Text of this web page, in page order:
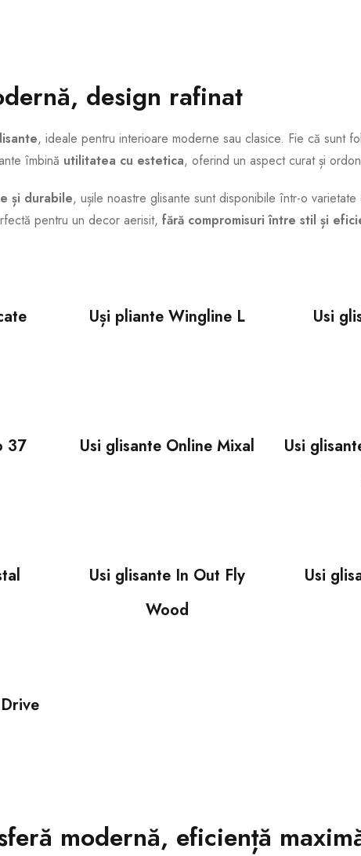
design rafinat
, ideale pentru interioare moderne sau clasice. Fie că sunt
îmbină utilitatea cu estetica, oferind un aspect curat și
și durabile, ușile noastre glisante sunt disponibile într-o
pentru un decor aerisit, fără compromisuri între stil și
Uși pliante Wingline L Usi
37 Usi glisante Online Mixal
Usi
Usi glisante In Out Fly
Wood
Usi
modernă, eficiență